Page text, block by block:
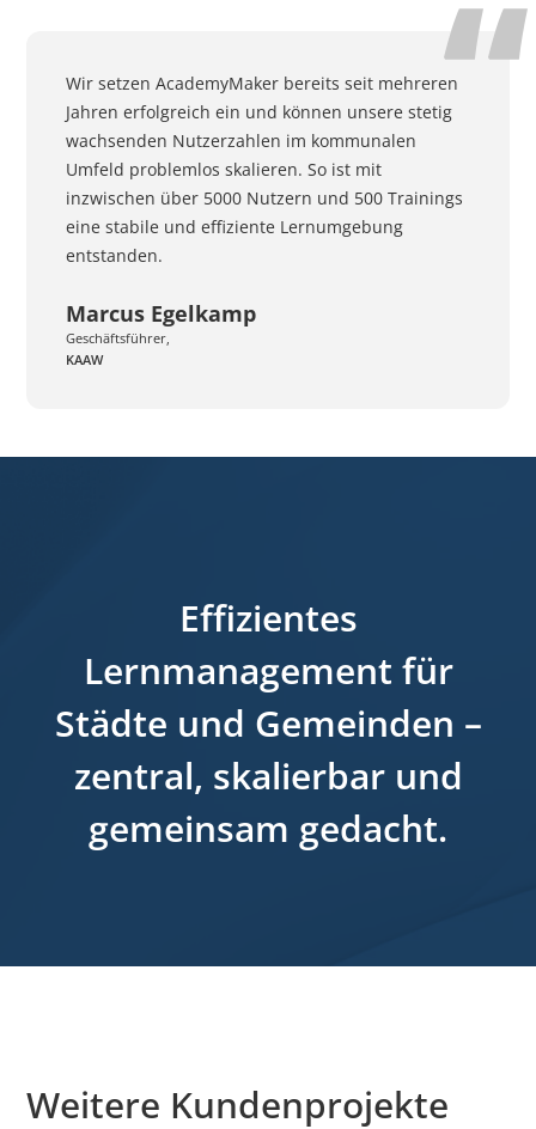
Wir setzen AcademyMaker bereits seit mehreren
Jahren erfolgreich ein und können unsere stetig
wachsenden Nutzerzahlen im kommunalen
Umfeld problemlos skalieren. So ist mit
inzwischen über 5000 Nutzern und 500 Trainings
eine stabile und effiziente Lernumgebung
entstanden.
Marcus Egelkamp
Geschäftsführer,
KAAW
Effizientes
Lernmanagement für
Städte und Gemeinden –
zentral, skalierbar und
gemeinsam gedacht.
Weitere Kundenprojekte